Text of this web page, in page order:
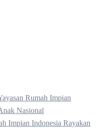
Rumah Impian
Nasional
Impian Indonesia Rayakan